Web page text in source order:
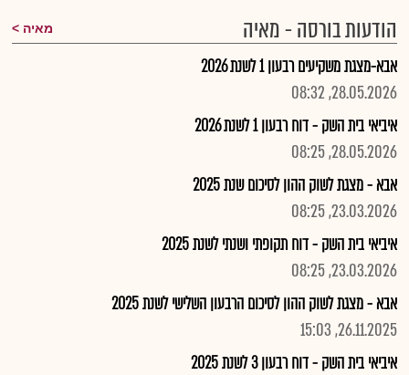
הודעות בורסה - מאיה
מאיה
אבא-מצגת משקיעים רבעון 1 לשנת 2026
28.05.2026, 08:32
איביאי בית השק - דוח רבעון 1 לשנת 2026
28.05.2026, 08:25
אבא - מצגת לשוק ההון לסיכום שנת 2025
23.03.2026, 08:25
איביאי בית השק - דוח תקופתי ושנתי לשנת 2025
23.03.2026, 08:25
אבא - מצגת לשוק ההון לסיכום הרבעון השלישי לשנת 2025
26.11.2025, 15:03
איביאי בית השק - דוח רבעון 3 לשנת 2025